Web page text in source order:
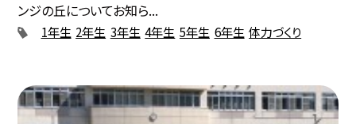
ンジの丘についてお知ら...
1年生 2年生 3年生 4年生 5年生 6年生 体力づくり